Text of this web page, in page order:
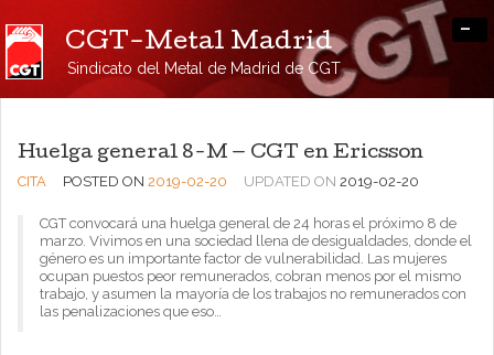
CGT-Metal Madrid
Sindicato del Metal de Madrid de CGT
-
Huelga general 8-M — CGT en Ericsson
CITA POSTED ON 2019-02-20 UPDATED ON 2019-02-20
CGT convocará una huelga general de 24 horas el próximo 8 de
marzo. Vivimos en una sociedad llena de desigualdades, donde el
género es un importante factor de vulnerabilidad. Las mujeres
ocupan puestos peor remunerados, cobran menos por el mismo
trabajo, y asumen la mayoría de los trabajos no remunerados con
las penalizaciones que eso…